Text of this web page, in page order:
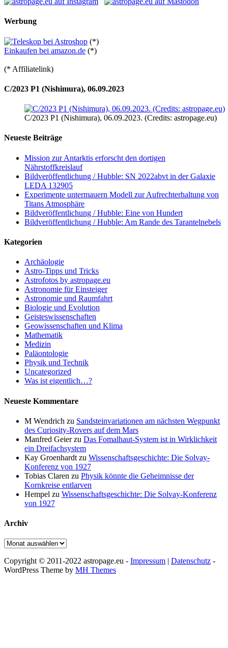
Werbung
(*)
Einkaufen bei amazon.de (*)
(* Affiliatelink)
C/2023 P1 (Nishimura), 06.09.2023
C/2023 P1 (Nishimura), 06.09.2023. (Credits: astropage.eu)
Neueste Beiträge
Mission zur Antarktis erforscht den dortigen
Nährstoffkreislauf
Bildveröffentlichung / Hubble: SN 2022abvt in der Galaxie
LEDA 132905
Experimente untermauern Modell zur Aufrechterhaltung von
Titans Atmosphäre
Bildveröffentlichung / Hubble: Eine von Hundert
Bildveröffentlichung / Hubble: Am Rande des Tarantelnebels
Kategorien
Archäologie
Astro-Tipps und Tricks
Astrofotos by astropage.eu
Astronomie für Einsteiger
Astronomie und Raumfahrt
Biologie und Evolution
Geisteswissenschaften
Geowissenschaften und Klima
Mathematik
Medizin
Paläontologie
Physik und Technik
Uncategorized
Was ist eigentlich…?
Neueste Kommentare
M Wendrich zu Sandsteinvariationen am nächsten Wegpunkt
des Curiosity-Rovers auf dem Mars
Manfred Geierzu Das Fomalhaut-System ist in Wirklichkeit
ein Dreifachsystem
Kay Groenhardt zu Wissenschaftsgeschichte: Die Solvay-
Konferenz von 1927
Tobias Claren zu Physik könnte die Geheimnisse der
Kornkreise entlarven
Hempel zu Wissenschaftsgeschichte: Die Solvay-Konferenz
von 1927
Archiv
Archiv
Copyright © 2011-2022 astropage.eu - Impressum | Datenschutz -
WordPress Theme by MH Themes